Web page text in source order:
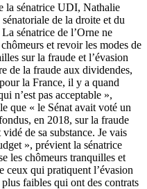
la sénatrice UDI, Nathalie
de la droite et du
sénatrice de l’Orne ne
et revoir les modes de
sur la fraude et l’évasion
de la fraude aux dividendes,
la France, il y a quand
n’est pas acceptable »,
que « le Sénat avait voté un
en 2018, sur la fraude
de sa substance. Je vais
», prévient la sénatrice
les chômeurs tranquilles et
ceux qui pratiquent l’évasion
faibles qui ont des contrats